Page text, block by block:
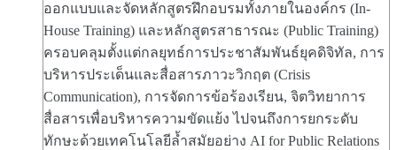
ออกแบบและจัดหลักสูตรฝึกอบรมทั้งภายในองค์กร (In-
House Training) และหลักสูตรสาธารณะ (Public Training)
ครอบคลุมตั้งแต่กลยุทธ์การประชาสัมพันธ์ยุคดิจิทัล, การ
บริหารประเด็นและสื่อสารภาวะวิกฤต (Crisis
Communication), การจัดการข้อร้องเรียน, จิตวิทยาการ
สื่อสารเพื่อบริหารความขัดแย้ง ไปจนถึงการยกระดับ
ทักษะด้วยเทคโนโลยีล้ำสมัยอย่าง AI for Public Relations